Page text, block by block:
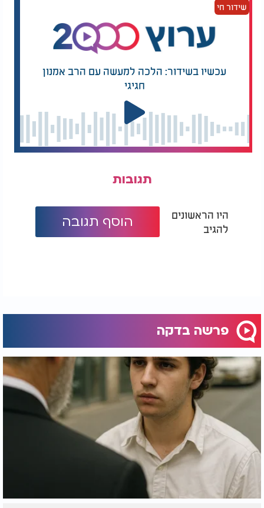
לוותר, אנחנו מאמינים בני מאמינים שאנחנו לא לבד
בעולם. כל שצריך לעשות הוא רק לבקש, להתפלל,
להאמין ולזכות לראות ניסים וישועות.
שידור חי
עכשיו בשידור: הלכה למעשה עם הרב אמנון
חגיגי
תגובות
היו הראשונים
להגיב
הוסף תגובה
פרשה בדקה